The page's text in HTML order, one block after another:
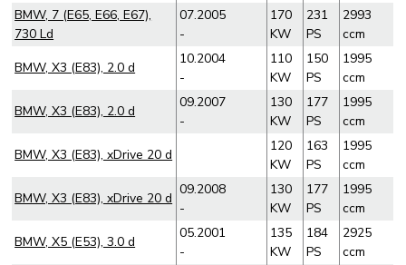
BMW, 7 (E65, E66, E67),
730 Ld
07.2005
-
170
KW
231
PS
2993
ccm
BMW, X3 (E83), 2.0 d
10.2004
-
110
KW
150
PS
1995
ccm
BMW, X3 (E83), 2.0 d
09.2007
-
130
KW
177
PS
1995
ccm
BMW, X3 (E83), xDrive 20 d
120
KW
163
PS
1995
ccm
BMW, X3 (E83), xDrive 20 d
09.2008
-
130
KW
177
PS
1995
ccm
BMW, X5 (E53), 3.0 d
05.2001
-
135
KW
184
PS
2925
ccm